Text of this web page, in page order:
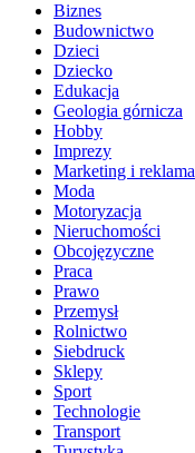
Biznes
Budownictwo
Dzieci
Dziecko
Edukacja
Geologia górnicza
Hobby
Imprezy
Marketing i reklama
Moda
Motoryzacja
Nieruchomości
Obcojęzyczne
Praca
Prawo
Przemysł
Rolnictwo
Siebdruck
Sklepy
Sport
Technologie
Transport